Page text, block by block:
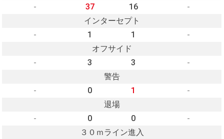
-
37 16
-
インターセプト
-
1 1
-
オフサイド
-
3 3
-
警告
-
0 1
-
退場
-
0 0
-
３０ｍライン進入